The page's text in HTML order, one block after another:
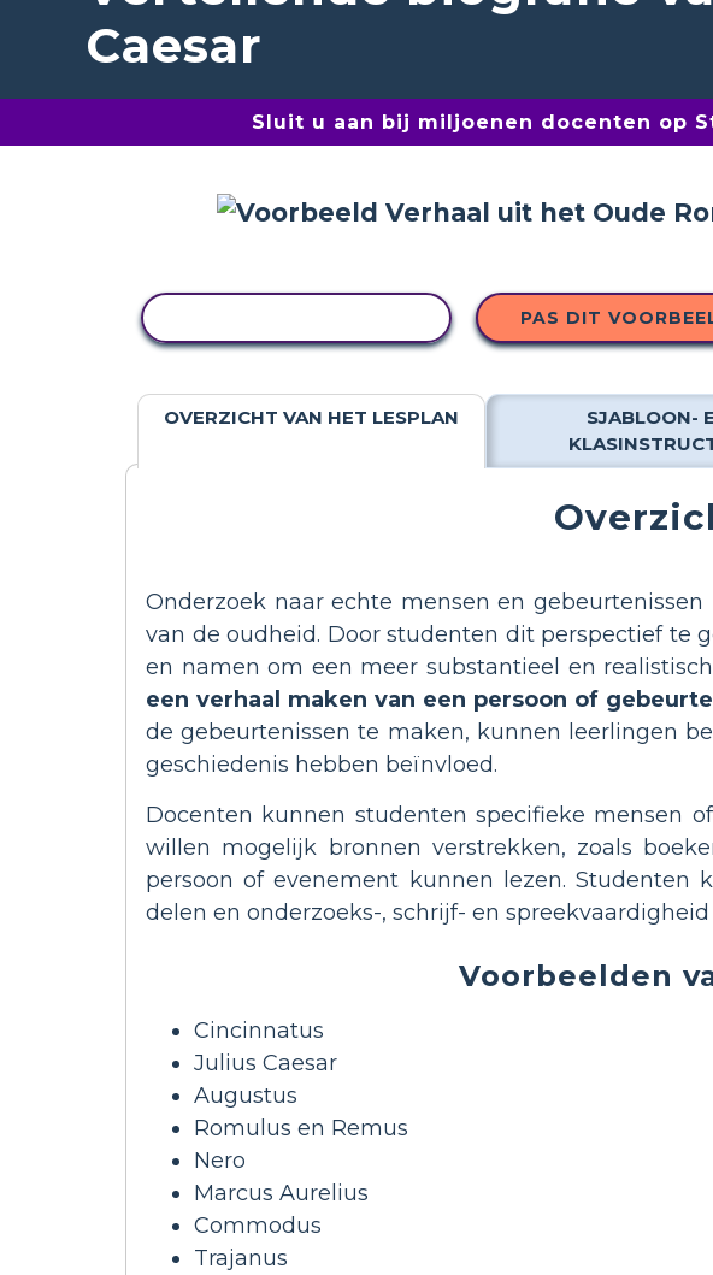
Caesar
Sluit u aan bij miljoenen docenten op
PAS DIT
OVERZICHT VAN HET LESPLAN
SJABLOON-
Onderzoek naar echte mensen en
van de oudheid. Door studenten dit perspectief te
en namen om een meer substantieel en
een verhaal maken van een persoon of
de gebeurtenissen te maken, kunnen leerlingen
geschiedenis hebben beïnvloed.
Docenten kunnen studenten specifieke mensen
willen mogelijk bronnen verstrekken, zoals
persoon of evenement kunnen lezen.
delen en onderzoeks-, schrijf- en
Voorbeelden
Cincinnatus
Julius Caesar
Augustus
Romulus en Remus
Nero
Marcus Aurelius
Commodus
Trajanus